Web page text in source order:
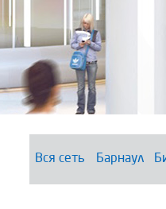
Вся сеть Барнаул